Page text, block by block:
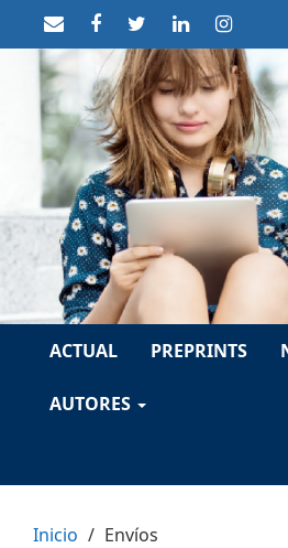
ACTUAL PREPRINTS
AUTORES
Inicio Envíos